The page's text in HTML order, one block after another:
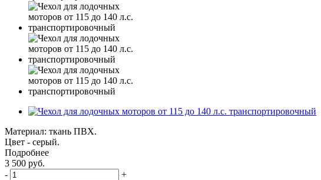
Материал: ткань ПВХ.
Цвет - серый.
Подробнее
3 500 руб.
-
+